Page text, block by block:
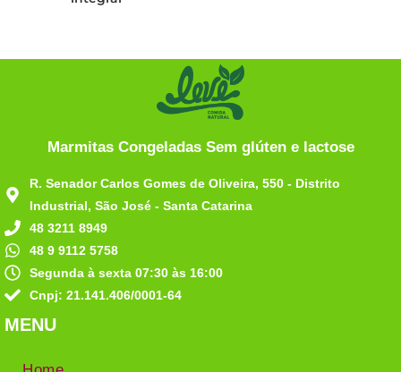
Marmitas Congeladas Sem glúten e lactose
R. Senador Carlos Gomes de Oliveira, 550 - Distrito
Industrial, São José - Santa Catarina
48 3211 8949
48 9 9112 5758
Segunda à sexta 07:30 às 16:00
Cnpj: 21.141.406/0001-64
MENU